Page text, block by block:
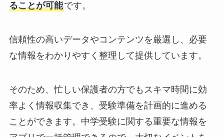
ることが可能です。
信頼性の高いデータやコンテンツを厳選し、必要
な情報をわかりやすく整理して提供しています。
そのため、忙しい保護者の方でもスキマ時間に効
率よく情報収集でき、受験準備を計画的に進める
ことができます。中学受験に関する重要な情報を